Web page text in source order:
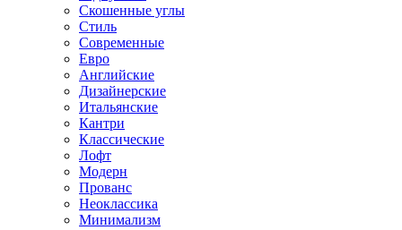
Скошенные углы
Стиль
Современные
Евро
Английские
Дизайнерские
Итальянские
Кантри
Классические
Лофт
Модерн
Прованс
Неоклассика
Минимализм